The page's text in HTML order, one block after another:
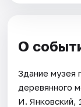
О
Здание музея
деревянного
И. Янковский,